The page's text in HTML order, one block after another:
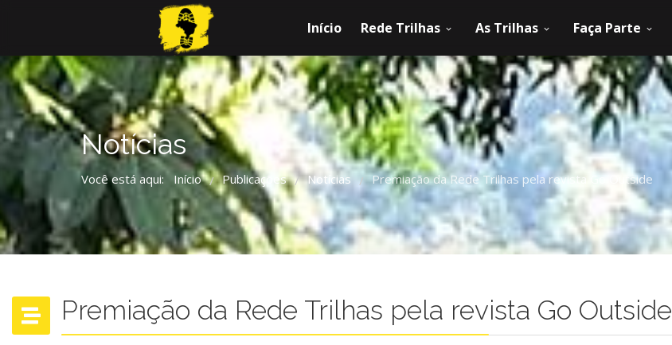
Início Rede Trilhas As Trilhas Faça Parte
Notícias
Você está aqui: Início / Publicações / Notícias / Premiação da Rede Trilhas pela revista Go Outside
Premiação da Rede Trilhas pela revista Go Outside